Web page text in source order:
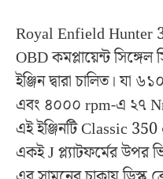
Royal Enfield Hunter
OBD কমপ্লায়েন্ট
ইঞ্জিন দ্বারা চালিত।
এবং ৪০০০ rpm-এ ২৭
এই ইঞ্জিনটি Classic
একই J প্ল্যাটফর্মের উপর